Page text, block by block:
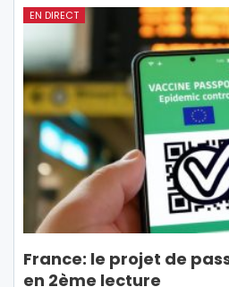
EN DIRECT
France: le projet de
en 2ème lecture